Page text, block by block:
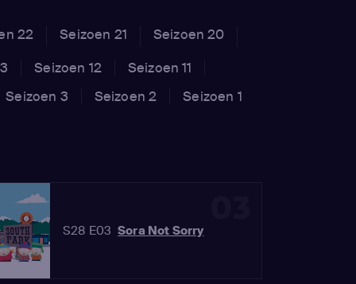
22 Seizoen 21
Seizoen 20
Seizoen 12
Seizoen 11
Seizoen 3 Seizoen 2 Seizoen 1
S28 E03 Sora Not Sorry